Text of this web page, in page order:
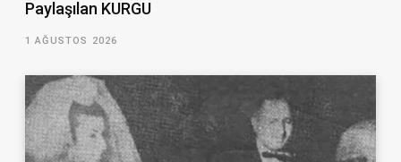
Paylaşılan KURGU
1 AĞUSTOS 2026